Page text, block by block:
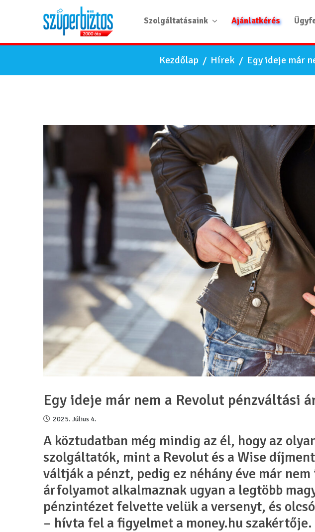
Szolgáltatásaink Ajánlatkérés
Kezdőlap / Hírek / Egy ideje már
Egy ideje már nem a Revolut pénzváltási
2025. Július 4.
A köztudatban még mindig az él, hogy az
szolgáltatók, mint a Revolut és a Wise
váltják a pénzt, pedig ez néhány éve már
árfolyamot alkalmaznak ugyan a legtöbb
pénzintézet felvette velük a versenyt, és
– hívta fel a figyelmet a money.hu szakértője.